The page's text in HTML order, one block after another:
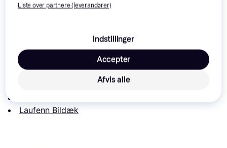
Laveste pris for Laufenn X Fit Van 205/65 R16C
107/105T
. Det er den bedste pris lige nu
Laufenn Bildæk
Liste over partnere (leverandører)
Indstillinger
Afvis alle
Accepter